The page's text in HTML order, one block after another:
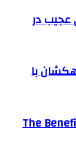
عجیب در
با
The